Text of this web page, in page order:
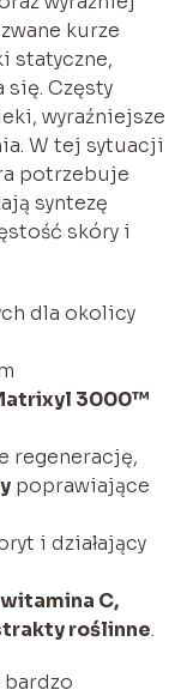
kurze
statyczne,
się. Częsty
wyraźniejsze
W tej sytuacji
potrzebuje
syntezę
skóry i
dla okolicy
3000™
regenerację,
poprawiające
i działający
witamina C,
roślinne.